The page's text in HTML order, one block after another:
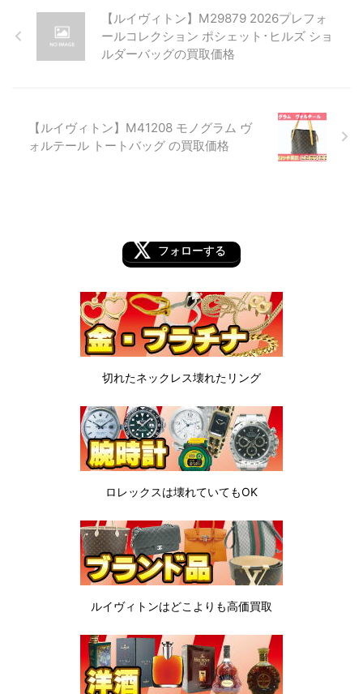
【ルイヴィトン】M29879 2026プレフォ
ールコレクション ポシェット･ヒルズ ショ
ルダーバッグの買取価格
【ルイヴィトン】M41208 モノグラム ヴ
ォルテール トートバッグ の買取価格
フォローする
切れたネックレス壊れたリング
ロレックスは壊れていてもOK
ルイヴィトンはどこよりも高価買取